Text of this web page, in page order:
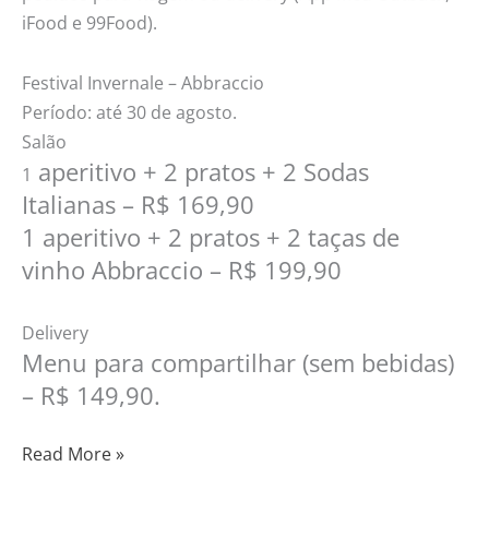
iFood e 99Food).
Festival Invernale – Abbraccio
Período: até 30 de agosto.
Salão
1 aperitivo + 2 pratos + 2 Sodas
Italianas – R$ 169,90
1 aperitivo + 2 pratos + 2 taças de
vinho Abbraccio – R$ 199,90
Delivery
Menu para compartilhar (sem bebidas)
– R$ 149,90.
Read More »